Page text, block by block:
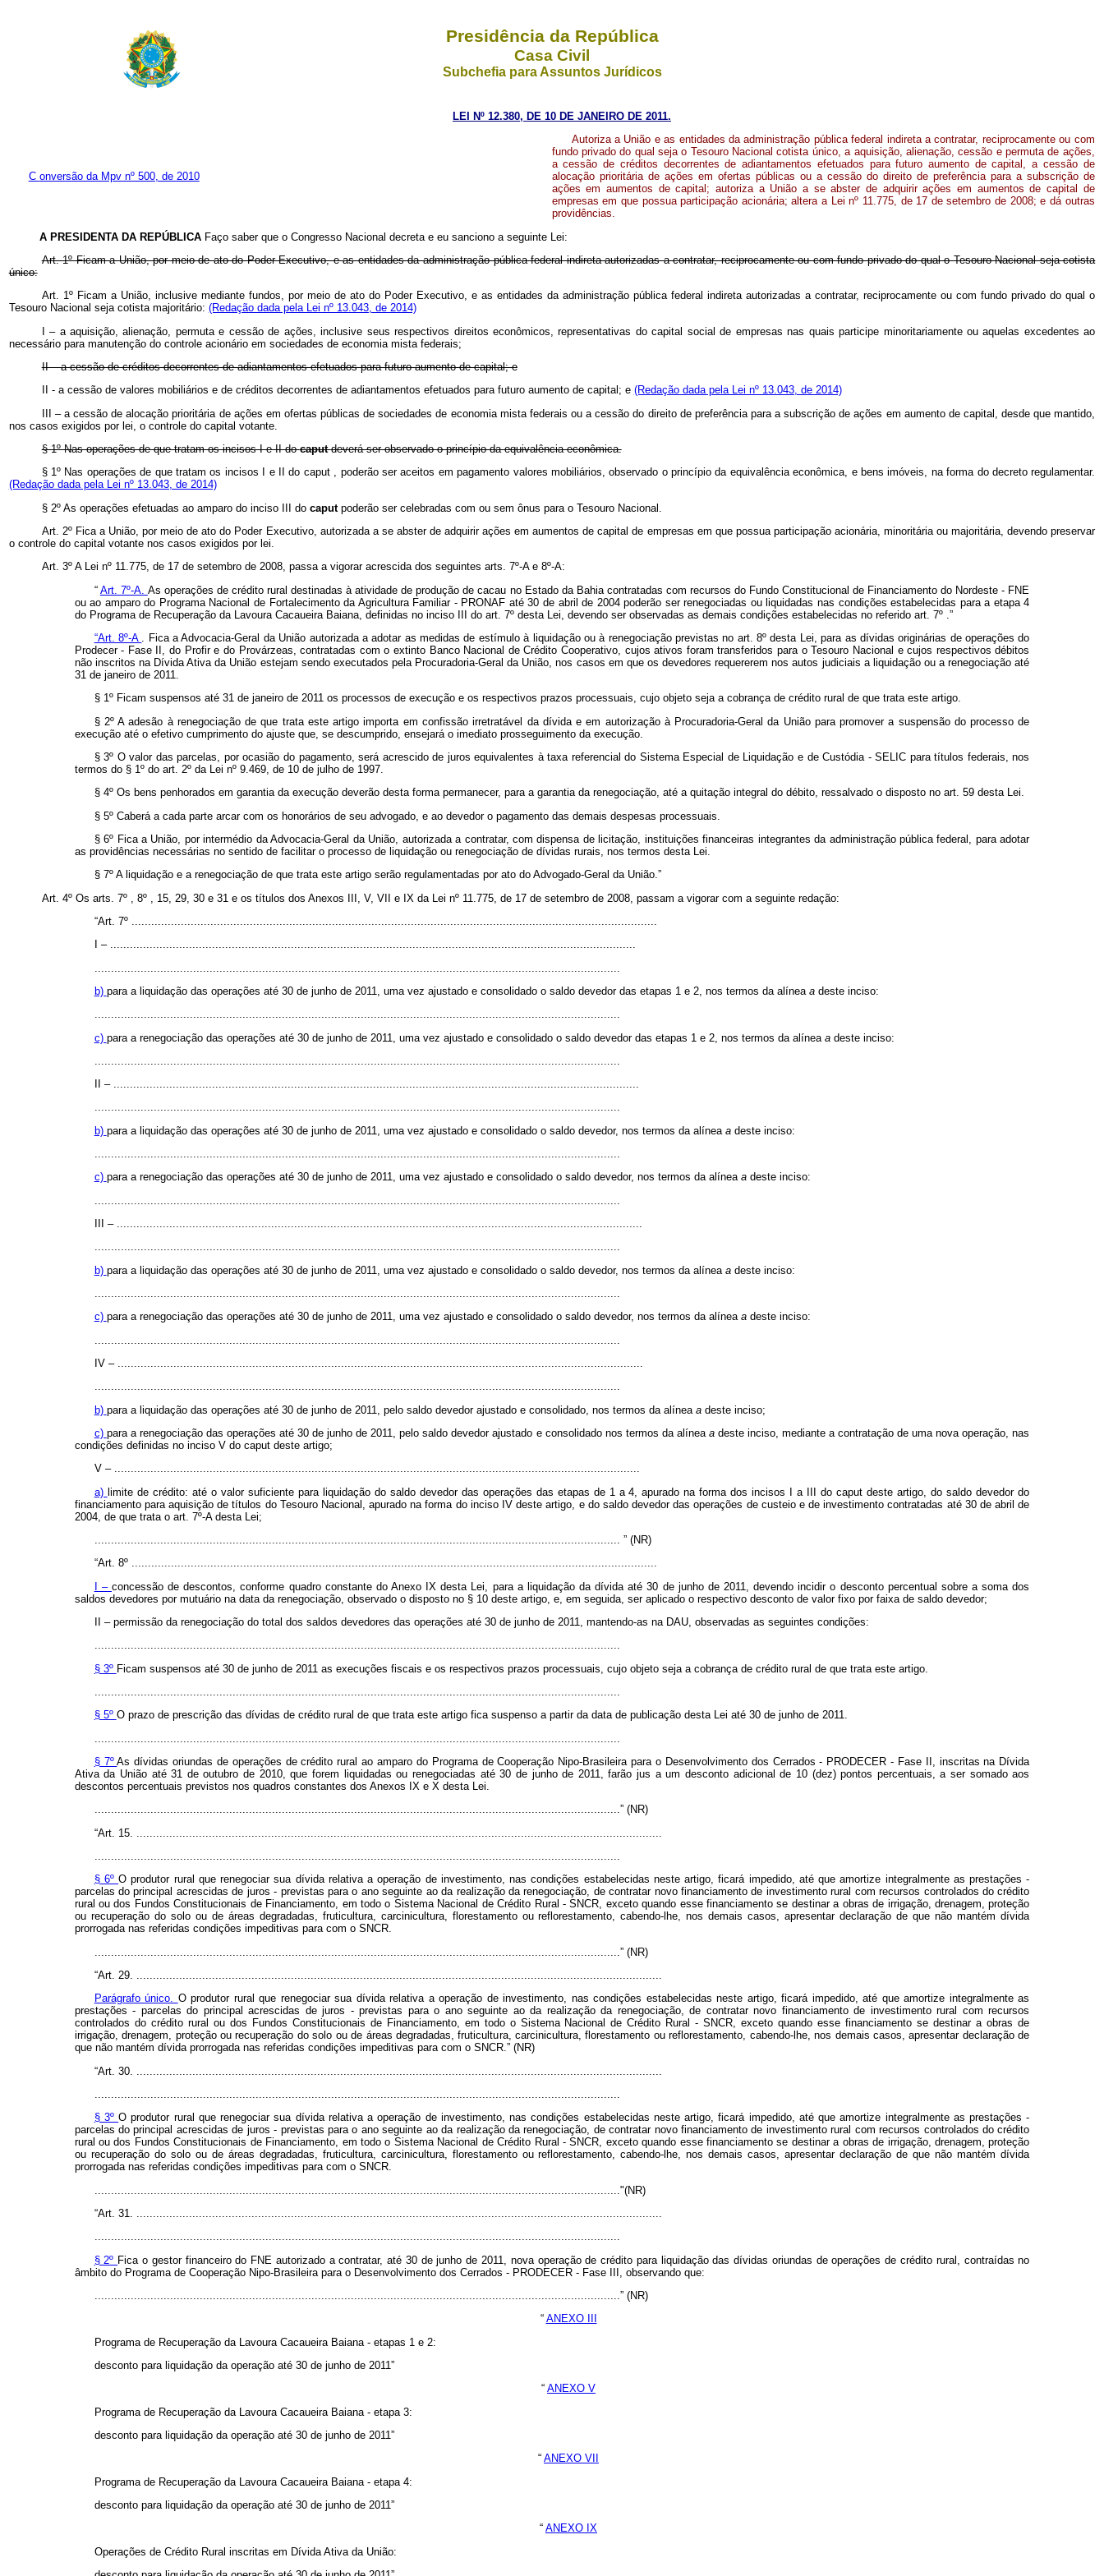
Presidência da República
Casa Civil
Subchefia para Assuntos Jurídicos
LEI Nº 12.380, DE 10 DE JANEIRO DE 2011.
C onversão da Mpv nº 500, de 2010
Autoriza a União e as entidades da administração pública federal indireta a contratar, reciprocamente ou com
fundo privado do qual seja o Tesouro Nacional cotista único, a aquisição, alienação, cessão e permuta de ações,
a cessão de créditos decorrentes de adiantamentos efetuados para futuro aumento de capital, a cessão de
alocação prioritária de ações em ofertas públicas ou a cessão do direito de preferência para a subscrição de
ações em aumentos de capital; autoriza a União a se abster de adquirir ações em aumentos de capital de
empresas em que possua participação acionária; altera a Lei nº 11.775, de 17 de setembro de 2008; e dá outras
providências.
A PRESIDENTA DA REPÚBLICA Faço saber que o Congresso Nacional decreta e eu sanciono a seguinte Lei:
Art. 1º Ficam a União, por meio de ato do Poder Executivo, e as entidades da administração pública federal indireta autorizadas a contratar, reciprocamente ou com fundo privado do qual o Tesouro Nacional seja cotista
único:
Art. 1º Ficam a União, inclusive mediante fundos, por meio de ato do Poder Executivo, e as entidades da administração pública federal indireta autorizadas a contratar, reciprocamente ou com fundo privado do qual o
Tesouro Nacional seja cotista majoritário: (Redação dada pela Lei nº 13.043, de 2014)
I – a aquisição, alienação, permuta e cessão de ações, inclusive seus respectivos direitos econômicos, representativas do capital social de empresas nas quais participe minoritariamente ou aquelas excedentes ao
necessário para manutenção do controle acionário em sociedades de economia mista federais;
II – a cessão de créditos decorrentes de adiantamentos efetuados para futuro aumento de capital; e
II - a cessão de valores mobiliários e de créditos decorrentes de adiantamentos efetuados para futuro aumento de capital; e (Redação dada pela Lei nº 13.043, de 2014)
III – a cessão de alocação prioritária de ações em ofertas públicas de sociedades de economia mista federais ou a cessão do direito de preferência para a subscrição de ações em aumento de capital, desde que mantido,
nos casos exigidos por lei, o controle do capital votante.
§ 1º Nas operações de que tratam os incisos I e II docaputdeverá ser observado o princípio da equivalência econômica.
§ 1º Nas operações de que tratam os incisos I e II do caput , poderão ser aceitos em pagamento valores mobiliários, observado o princípio da equivalência econômica, e bens imóveis, na forma do decreto regulamentar.
(Redação dada pela Lei nº 13.043, de 2014)
§ 2º As operações efetuadas ao amparo do inciso III do caput poderão ser celebradas com ou sem ônus para o Tesouro Nacional.
Art. 2º Fica a União, por meio de ato do Poder Executivo, autorizada a se abster de adquirir ações em aumentos de capital de empresas em que possua participação acionária, minoritária ou majoritária, devendo preservar
o controle do capital votante nos casos exigidos por lei.
Art. 3º A Lei nº 11.775, de 17 de setembro de 2008, passa a vigorar acrescida dos seguintes arts. 7º-A e 8º-A:
“ Art. 7º-A. As operações de crédito rural destinadas à atividade de produção de cacau no Estado da Bahia contratadas com recursos do Fundo Constitucional de Financiamento do Nordeste - FNE
ou ao amparo do Programa Nacional de Fortalecimento da Agricultura Familiar - PRONAF até 30 de abril de 2004 poderão ser renegociadas ou liquidadas nas condições estabelecidas para a etapa 4
do Programa de Recuperação da Lavoura Cacaueira Baiana, definidas no inciso III do art. 7º desta Lei, devendo ser observadas as demais condições estabelecidas no referido art. 7º .”
“Art. 8º-A
Fica a Advocacia-Geral da União autorizada a adotar as medidas de estímulo à liquidação ou à renegociação previstas no art. 8º desta Lei, para as dívidas originárias de operações do
Prodecer - Fase II, do Profir e do Provárzeas, contratadas com o extinto Banco Nacional de Crédito Cooperativo, cujos ativos foram transferidos para o Tesouro Nacional e cujos respectivos débitos
não inscritos na Dívida Ativa da União estejam sendo executados pela Procuradoria-Geral da União, nos casos em que os devedores requererem nos autos judiciais a liquidação ou a renegociação até
31 de janeiro de 2011.
§ 1º Ficam suspensos até 31 de janeiro de 2011 os processos de execução e os respectivos prazos processuais, cujo objeto seja a cobrança de crédito rural de que trata este artigo.
§ 2º A adesão à renegociação de que trata este artigo importa em confissão irretratável da dívida e em autorização à Procuradoria-Geral da União para promover a suspensão do processo de
execução até o efetivo cumprimento do ajuste que, se descumprido, ensejará o imediato prosseguimento da execução.
§ 3º O valor das parcelas, por ocasião do pagamento, será acrescido de juros equivalentes à taxa referencial do Sistema Especial de Liquidação e de Custódia - SELIC para títulos federais, nos
termos do § 1º do art. 2º da Lei nº 9.469, de 10 de julho de 1997.
§ 4º Os bens penhorados em garantia da execução deverão desta forma permanecer, para a garantia da renegociação, até a quitação integral do débito, ressalvado o disposto no art. 59 desta Lei.
§ 5º Caberá a cada parte arcar com os honorários de seu advogado, e ao devedor o pagamento das demais despesas processuais.
§ 6º Fica a União, por intermédio da Advocacia-Geral da União, autorizada a contratar, com dispensa de licitação, instituições financeiras integrantes da administração pública federal, para adotar
as providências necessárias no sentido de facilitar o processo de liquidação ou renegociação de dívidas rurais, nos termos desta Lei.
§ 7º A liquidação e a renegociação de que trata este artigo serão regulamentadas por ato do Advogado-Geral da União.”
Art. 4º Os arts. 7º , 8º , 15, 29, 30 e 31 e os títulos dos Anexos III, V, VII e IX da Lei nº 11.775, de 17 de setembro de 2008, passam a vigorar com a seguinte redação:
“Art. 7º
I – ................................................................................................................................................................
b) para a liquidação das operações até 30 de junho de 2011, uma vez ajustado e consolidado o saldo devedor das etapas 1 e 2, nos termos da alínea a deste inciso:
................................................................................................................................................................
c) para a renegociação das operações até 30 de junho de 2011, uma vez ajustado e consolidado o saldo devedor das etapas 1 e 2, nos termos da alínea a deste inciso:
II – ................................................................................................................................................................
................................................................................................................................................................
b) para a liquidação das operações até 30 de junho de 2011, uma vez ajustado e consolidado o saldo devedor, nos termos da alínea a deste inciso:
................................................................................................................................................................
c) para a renegociação das operações até 30 de junho de 2011, uma vez ajustado e consolidado o saldo devedor, nos termos da alínea a deste inciso:
III – ................................................................................................................................................................
................................................................................................................................................................
b) para a liquidação das operações até 30 de junho de 2011, uma vez ajustado e consolidado o saldo devedor, nos termos da alínea a deste inciso:
................................................................................................................................................................
c) para a renegociação das operações até 30 de junho de 2011, uma vez ajustado e consolidado o saldo devedor, nos termos da alínea a deste inciso:
IV – ................................................................................................................................................................
................................................................................................................................................................
b) para a liquidação das operações até 30 de junho de 2011, pelo saldo devedor ajustado e consolidado, nos termos da alínea a deste inciso;
c) para a renegociação das operações até 30 de junho de 2011, pelo saldo devedor ajustado e consolidado nos termos da alínea a deste inciso, mediante a contratação de uma nova operação, nas
condições definidas no inciso V do caput deste artigo;
V – ................................................................................................................................................................
a) limite de crédito: até o valor suficiente para liquidação do saldo devedor das operações das etapas de 1 a 4, apurado na forma dos incisos I a III docaputdeste artigo, do saldo devedor do
financiamento para aquisição de títulos do Tesouro Nacional, apurado na forma do inciso IV deste artigo, e do saldo devedor das operações de custeio e de investimento contratadas até 30 de abril de
2004, de que trata o art. 7º-A desta Lei;
................................................................................................................................................................ ” (NR)
“Art. 8º ................................................................................................................................................................
I – concessão de descontos, conforme quadro constante do Anexo IX desta Lei, para a liquidação da dívida até 30 de junho de 2011, devendo incidir o desconto percentual sobre a soma dos
saldos devedores por mutuário na data da renegociação, observado o disposto no § 10 deste artigo, e, em seguida, ser aplicado o respectivo desconto de valor fixo por faixa de saldo devedor;
II – permissão da renegociação do total dos saldos devedores das operações até 30 de junho de 2011, mantendo-as na DAU, observadas as seguintes condições:
................................................................................................................................................................
§ 3º Ficam suspensos até 30 de junho de 2011 as execuções fiscais e os respectivos prazos processuais, cujo objeto seja a cobrança de crédito rural de que trata este artigo.
................................................................................................................................................................
§ 5º O prazo de prescrição das dívidas de crédito rural de que trata este artigo fica suspenso a partir da data de publicação desta Lei até 30 de junho de 2011.
§ 7ºAs dívidas oriundas de operações de crédito rural ao amparo do Programa de Cooperação Nipo-Brasileira para o Desenvolvimento dos Cerrados - PRODECER - Fase II, inscritas na Dívida
Ativa da União até 31 de outubro de 2010, que forem liquidadas ou renegociadas até 30 de junho de 2011, farão jus a um desconto adicional de 10 (dez) pontos percentuais, a ser somado aos
descontos percentuais previstos nos quadros constantes dos Anexos IX e X desta Lei.
................................................................................................................................................................” (NR)
“Art. 15. ................................................................................................................................................................
................................................................................................................................................................
§ 6ºO produtor rural que renegociar sua dívida relativa a operação de investimento, nas condições estabelecidas neste artigo, ficará impedido, até que amortize integralmente as prestações -
parcelas do principal acrescidas de juros - previstas para o ano seguinte ao da realização da renegociação, de contratar novo financiamento de investimento rural com recursos controlados do crédito
rural ou dos Fundos Constitucionais de Financiamento, em todo o Sistema Nacional de Crédito Rural - SNCR, exceto quando esse financiamento se destinar a obras de irrigação, drenagem, proteção
ou recuperação do solo ou de áreas degradadas, fruticultura, carcinicultura, florestamento ou reflorestamento, cabendo-lhe, nos demais casos, apresentar declaração de que não mantém dívida
prorrogada nas referidas condições impeditivas para com o SNCR.
................................................................................................................................................................” (NR)
“Art. 29. ................................................................................................................................................................
Parágrafo único. O produtor rural que renegociar sua dívida relativa a operação de investimento, nas condições estabelecidas neste artigo, ficará impedido, até que amortize integralmente as
prestações - parcelas do principal acrescidas de juros - previstas para o ano seguinte ao da realização da renegociação, de contratar novo financiamento de investimento rural com recursos
controlados do crédito rural ou dos Fundos Constitucionais de Financiamento, em todo o Sistema Nacional de Crédito Rural - SNCR, exceto quando esse financiamento se destinar a obras de
irrigação, drenagem, proteção ou recuperação do solo ou de áreas degradadas, fruticultura, carcinicultura, florestamento ou reflorestamento, cabendo-lhe, nos demais casos, apresentar declaração de
que não mantém dívida prorrogada nas referidas condições impeditivas para com o SNCR.” (NR)
“Art. 30. ................................................................................................................................................................
§ 3ºO produtor rural que renegociar sua dívida relativa a operação de investimento, nas condições estabelecidas neste artigo, ficará impedido, até que amortize integralmente as prestações -
parcelas do principal acrescidas de juros - previstas para o ano seguinte ao da realização da renegociação, de contratar novo financiamento de investimento rural com recursos controlados do crédito
rural ou dos Fundos Constitucionais de Financiamento, em todo o Sistema Nacional de Crédito Rural - SNCR, exceto quando esse financiamento se destinar a obras de irrigação, drenagem, proteção
ou recuperação do solo ou de áreas degradadas, fruticultura, carcinicultura, florestamento ou reflorestamento, cabendo-lhe, nos demais casos, apresentar declaração de que não mantém dívida
prorrogada nas referidas condições impeditivas para com o SNCR.
................................................................................................................................................................"(NR)
“Art. 31. ................................................................................................................................................................
................................................................................................................................................................
§ 2º Fica o gestor financeiro do FNE autorizado a contratar, até 30 de junho de 2011, nova operação de crédito para liquidação das dívidas oriundas de operações de crédito rural, contraídas no
âmbito do Programa de Cooperação Nipo-Brasileira para o Desenvolvimento dos Cerrados - PRODECER - Fase III, observando que:
................................................................................................................................................................” (NR)
“ ANEXO III
Programa de Recuperação da Lavoura Cacaueira Baiana - etapas 1 e 2:
desconto para liquidação da operação até 30 de junho de 2011”
“ ANEXO V
Programa de Recuperação da Lavoura Cacaueira Baiana - etapa 3:
desconto para liquidação da operação até 30 de junho de 2011”
“ ANEXO VII
Programa de Recuperação da Lavoura Cacaueira Baiana - etapa 4:
desconto para liquidação da operação até 30 de junho de 2011”
“ ANEXO IX
Operações de Crédito Rural inscritas em Dívida Ativa da União: